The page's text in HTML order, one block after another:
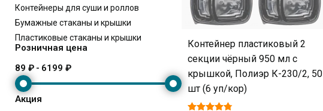
Контейнеры для суши и роллов
Бумажные стаканы и крышки
Пластиковые стаканы и крышки
Розничная цена
89 ₽ - 6199 ₽
Акция
Контейнер пластиковый 2
секции чёрный 950 мл с
крышкой, Полиэр К-230/2, 50
шт (6 уп/кор)